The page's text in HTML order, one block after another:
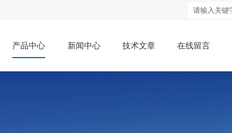
产品中心 新闻中心 技术文章 在线留言